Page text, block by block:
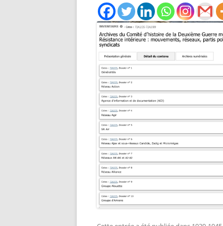
RECHERCHER UN PUPILLE
NATION
RECHERCHER UNE
RECHERCHER UN FRANÇAIS
L’ÉTRANGER
FAIRE UNE RECHERCHE AUX
ARCHIVES FÉDÉRALES
RECHERCHER DES
DE
1940)